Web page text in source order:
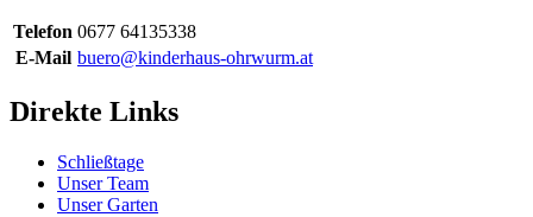
Telefon 0677 64135338
E-Mail buero@kinderhaus-ohrwurm.at
Direkte Links
Schließtage
Unser Team
Unser Garten